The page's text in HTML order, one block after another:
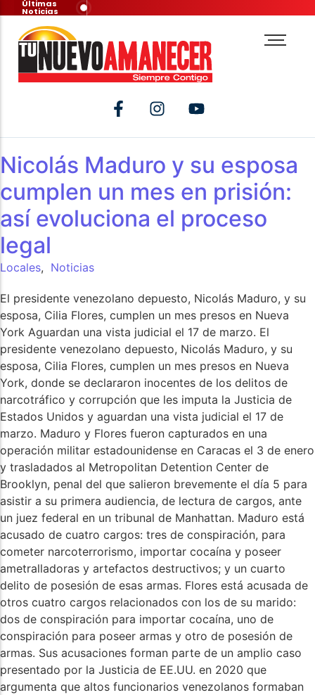
Últimas
Noticias
Nicolás Maduro y su esposa
cumplen un mes en prisión:
así evoluciona el proceso
legal
Locales, Noticias
El presidente venezolano depuesto, Nicolás Maduro, y su
esposa, Cilia Flores, cumplen un mes presos en Nueva
York Aguardan una vista judicial el 17 de marzo. El
presidente venezolano depuesto, Nicolás Maduro, y su
esposa, Cilia Flores, cumplen un mes presos en Nueva
York, donde se declararon inocentes de los delitos de
narcotráfico y corrupción que les imputa la Justicia de
Estados Unidos y aguardan una vista judicial el 17 de
marzo. Maduro y Flores fueron capturados en una
operación militar estadounidense en Caracas el 3 de enero
y trasladados al Metropolitan Detention Center de
Brooklyn, penal del que salieron brevemente el día 5 para
asistir a su primera audiencia, de lectura de cargos, ante
un juez federal en un tribunal de Manhattan. Maduro está
acusado de cuatro cargos: tres de conspiración, para
cometer narcoterrorismo, importar cocaína y poseer
ametralladoras y artefactos destructivos; y un cuarto
delito de posesión de esas armas. Flores está acusada de
otros cuatro cargos relacionados con los de su marido:
dos de conspiración para importar cocaína, uno de
conspiración para poseer armas y otro de posesión de
armas. Sus acusaciones forman parte de un amplio caso
presentado por la Justicia de EE.UU. en 2020 que
argumenta que altos funcionarios venezolanos formaban